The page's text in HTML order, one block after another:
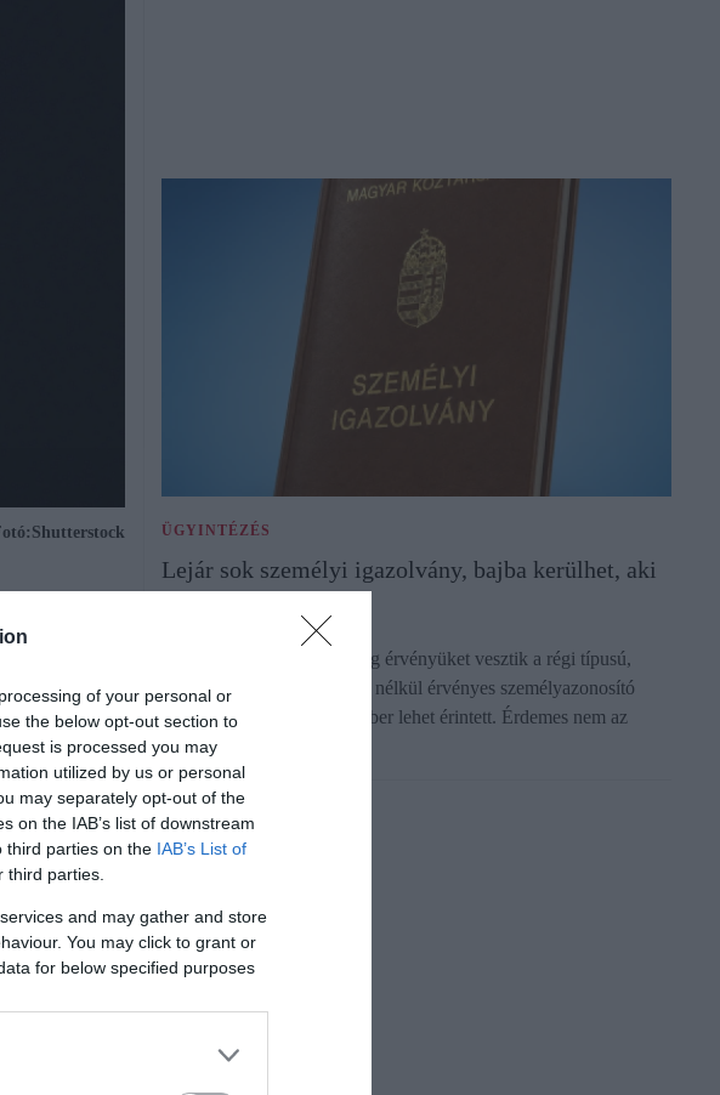
of your personal or
the below opt-out section to
is processed you may
utilized by us or personal
may separately opt-out of the
on the IAB’s list of downstream
third parties on the IAB’s List of
parties.
and may gather and store
You may click to grant or
for below specified purposes
a
ÜGYINTÉZÉS
Lejár sok személyi igazolvány, bajba kerülhet, aki
2026. augusztus 3-án végleg érvényüket vesztik a régi típusú,
könyv formátumú, határidő nélkül érvényes személyazonosító
igazolványok. Sok idős ember lehet érintett. Érdemes nem az
utolsó pillanatra…